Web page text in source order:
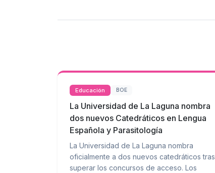
Educación BOE
La Universidad de La Laguna nombra
dos nuevos Catedráticos en Lengua
Española y Parasitología
La Universidad de La Laguna nombra
oficialmente a dos nuevos catedráticos tras
superar los concursos de acceso. Los